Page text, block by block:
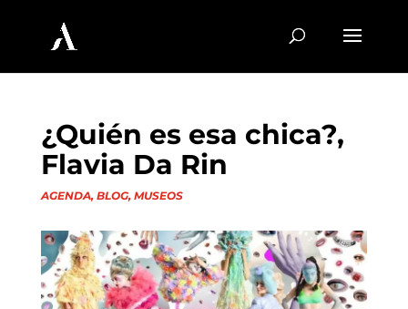
¿Quién es esa chica?,
Flavia Da Rin
AGENDA, BLOG, MUSEOS